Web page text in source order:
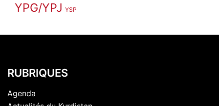
YPG/YPJ YSP
RUBRIQUES
Agenda